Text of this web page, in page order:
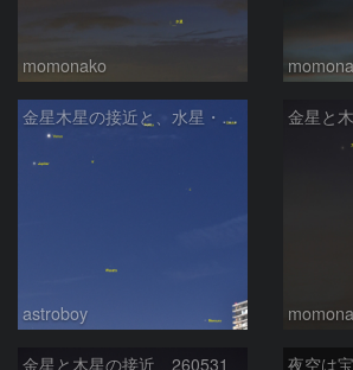
momonako
金星木星の接近と、水星・ふたご座
astroboy
金星と
金星と木星の接近 260531